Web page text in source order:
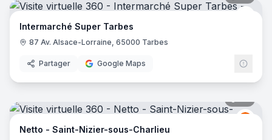
Intermarché Super Tarbes
87 Av. Alsace-Lorraine, 65000 Tarbes
Partager Google Maps
Netto
Netto - Saint-Nizier-sous-Charlieu